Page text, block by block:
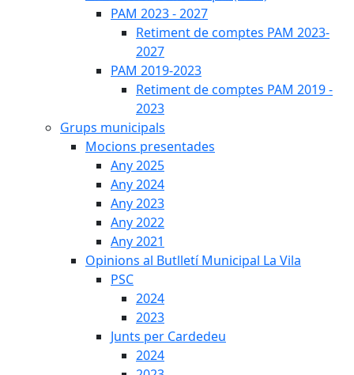
PAM 2023 - 2027
Retiment de comptes PAM 2023-
2027
PAM 2019-2023
Retiment de comptes PAM 2019 -
2023
Grups municipals
Mocions presentades
Any 2025
Any 2024
Any 2023
Any 2022
Any 2021
Opinions al Butlletí Municipal La Vila
PSC
2024
2023
Junts per Cardedeu
2024